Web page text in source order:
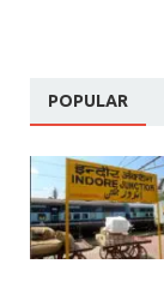
POPULAR